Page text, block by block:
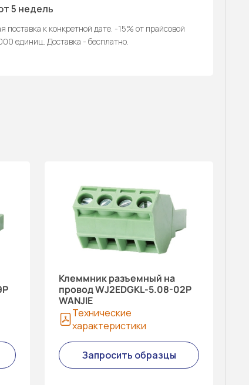
5 недель
поставка к конкретной дате. -15% от прайсовой
единиц. Доставка - бесплатно.
Клеммник разъемный на
провод WJ2EDGKL-5.08-02P
WANJIE
Технические
характеристики
Запросить образцы